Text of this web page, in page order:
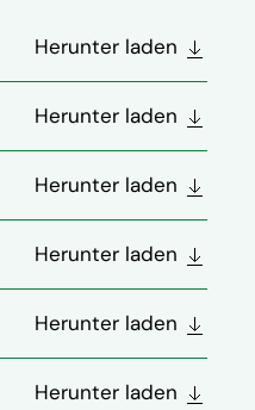
Herunter laden
Herunter laden
Herunter laden
Herunter laden
Herunter laden
Herunter laden